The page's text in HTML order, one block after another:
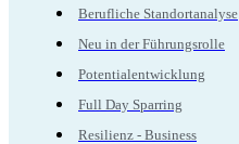
Berufliche Standortanalyse
Neu in der Führungsrolle
Potentialentwicklung
Full Day Sparring
Resilienz - Business